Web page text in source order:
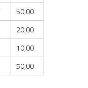
50,00
20,00
10,00
50,00